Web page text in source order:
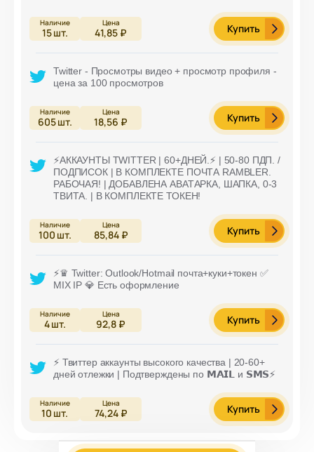
15шт. 41,85 ₽ Купить
Twitter - Просмотры видео + просмотр профиля -
цена за 100 просмотров
605шт. 18,56 ₽ Купить
⚡️АККАУНТЫ TWITTER | 60+ДНЕЙ.⚡️ | 50-80 ПДП. /
ПОДПИСОК | В КОМПЛЕКТЕ ПОЧТА RAMBLER.
РАБОЧАЯ! | ДОБАВЛЕНА АВАТАРКА, ШАПКА, 0-3
ТВИТА. | В КОМПЛЕКТЕ ТОКЕН!
100 шт. 85,84 ₽ Купить
⚡️♛ Twitter: Outlook/Hotmail почта+куки+токен ✅
MIX IP 💎 Есть оформление
4шт. 92,8 ₽ Купить
⚡️ Твиттер аккаунты высокого качества | 20-60+
дней отлежки | Подтверждены по 𝗠𝗔𝗜𝗟 и 𝗦𝗠𝗦⚡️
10 шт. 74,24 ₽ Купить